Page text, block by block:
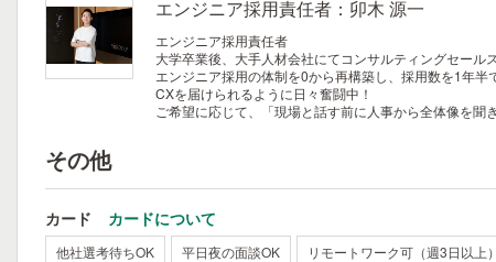
エンジニア採用責任者：卯木 源一
エンジニア採用責任者
大学卒業後、大手人材会社にてコンサルティングセール
エンジニア採用の体制を0から再構築し、採用数を1年半
CXを届けられるように日々奮闘中！
ご希望に応じて、「現場と話す前に人事から全体像を
その他
カード カードについて
他社選考待ちOK 平日夜の面談OK リモートワーク可（週3日以上）